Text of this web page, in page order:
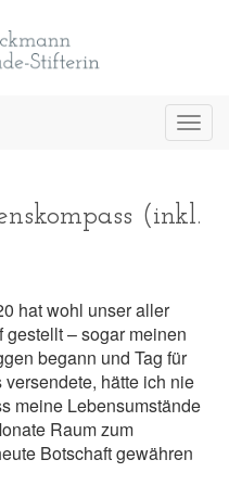
(inkl.
hat wohl unser aller
– sogar meinen
begann und Tag für
hätte ich nie
meine Lebensumstände
Raum zum
Botschaft gewähren